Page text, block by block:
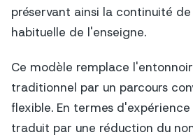
préservant ainsi la continuité
habituelle de l'enseigne.
Ce modèle remplace
traditionnel par un parcours
flexible. En termes
traduit par une réduction du